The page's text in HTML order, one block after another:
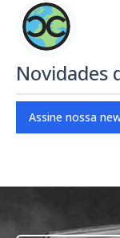
Novidades
Assine nossa